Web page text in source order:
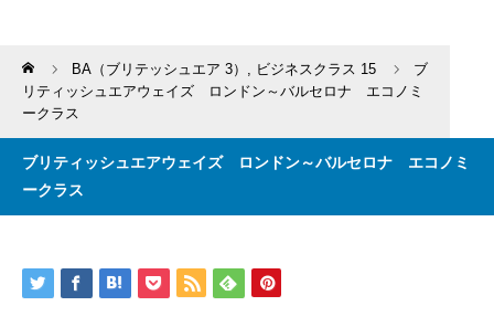
Home BA（ブリテッシュエア 3） , ビジネスクラス 15
ブ
リティッシュエアウェイズ ロンドン～バルセロナ エコノミ
ークラス
ブリティッシュエアウェイズ ロンドン～バルセロナ エコノミ
ークラス